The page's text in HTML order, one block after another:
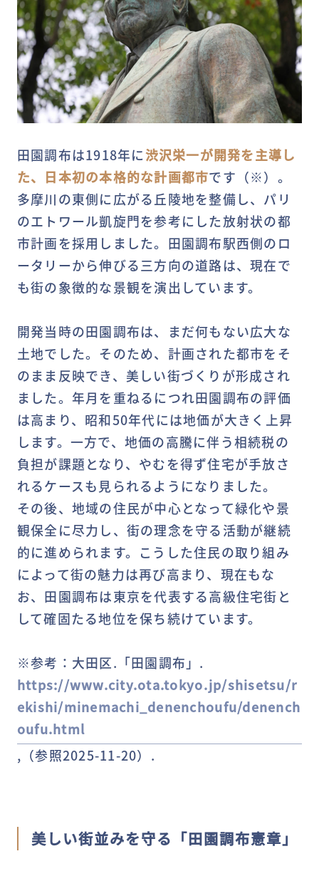
田園調布は1918年に渋沢栄一が開発を主導し
た、日本初の本格的な計画都市です（※）。
多摩川の東側に広がる丘陵地を整備し、パリ
のエトワール凱旋門を参考にした放射状の都
市計画を採用しました。田園調布駅西側のロ
ータリーから伸びる三方向の道路は、現在で
も街の象徴的な景観を演出しています。
開発当時の田園調布は、まだ何もない広大な
土地でした。そのため、計画された都市をそ
のまま反映でき、美しい街づくりが形成され
ました。年月を重ねるにつれ田園調布の評価
は高まり、昭和50年代には地価が大きく上昇
します。一方で、地価の高騰に伴う相続税の
負担が課題となり、やむを得ず住宅が手放さ
れるケースも見られるようになりました。
その後、地域の住民が中心となって緑化や景
観保全に尽力し、街の理念を守る活動が継続
的に進められます。こうした住民の取り組み
によって街の魅力は再び高まり、現在もな
お、田園調布は東京を代表する高級住宅街と
して確固たる地位を保ち続けています。
※参考：大田区.「田園調布」.
https://www.city.ota.tokyo.jp/shisetsu/r
ekishi/minemachi_denenchoufu/denench
oufu.html
,（参照2025-11-20）.
美しい街並みを守る「田園調布憲章」